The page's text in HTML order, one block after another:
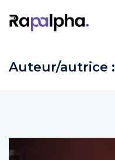
Auteur/autrice :